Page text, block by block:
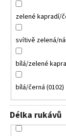
zelené kapradí/
svítivě zelená/
bílá/zelené
bílá/černá (0102)
Délka rukávů